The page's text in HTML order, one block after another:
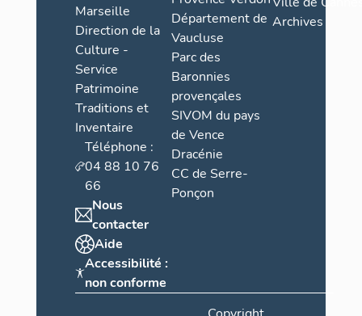
Marseille
Direction de la
Culture -
Service
Patrimoine
Traditions et
Inventaire
Téléphone :
04 88 10 76
66
Nous
contacter
Aide
Accessibilité :
non conforme
Département de
Vaucluse
Parc des
Baronnies
provençales
SIVOM du pays
de Vence
Dracénie
CC de Serre-
Ponçon
Archives